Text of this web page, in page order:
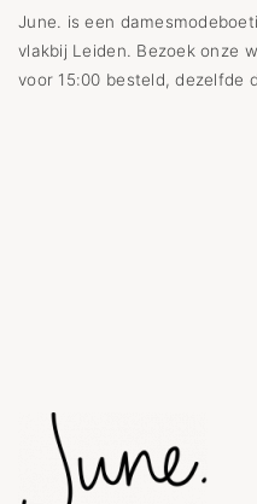
June. is een
vlakbij Leiden. Bezoek onze
voor 15:00 besteld, dezelfde